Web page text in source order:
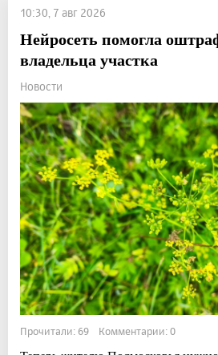
10:30, 7 авг 2026
Нейросеть помогла
владельца участка
Новости
Прочитали: 69 Комментарии: 0